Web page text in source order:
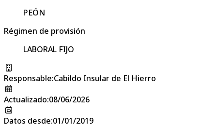
PEÓN
Régimen de provisión
LABORAL FIJO
Responsable:Cabildo Insular de El Hierro
Actualizado:08/06/2026
Datos desde:01/01/2019